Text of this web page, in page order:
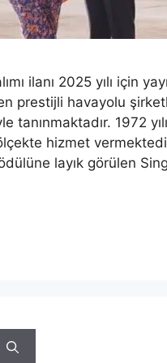
ilanı 2025 yılı için
prestijli havayolu
1972
hizmet
layık görülen